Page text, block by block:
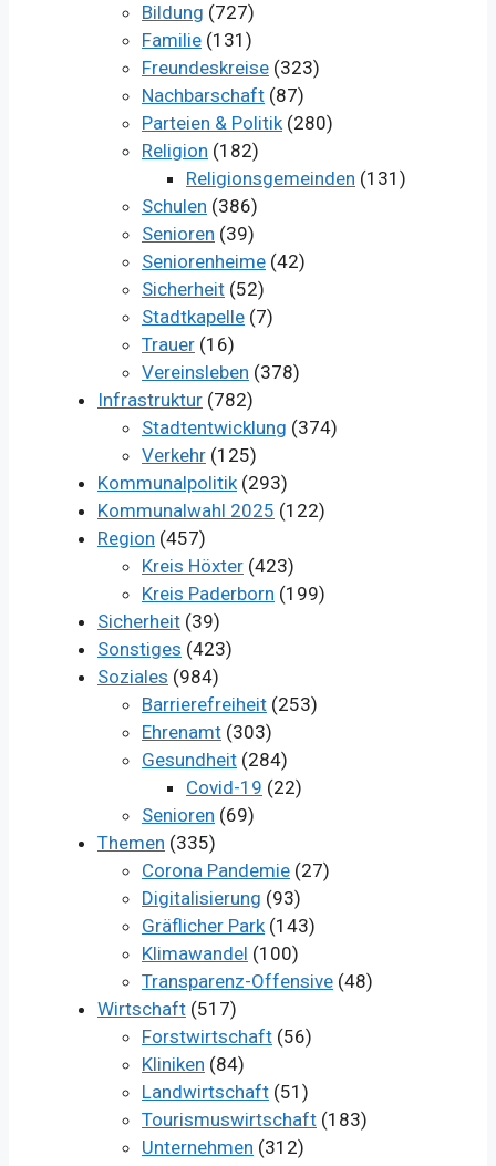
Bildung (727)
Familie (131)
Freundeskreise (323)
Nachbarschaft (87)
Parteien & Politik(280)
Religion (182)
Religionsgemeinden (131)
Schulen (386)
Senioren (39)
Seniorenheime (42)
Sicherheit (52)
Stadtkapelle (7)
Trauer (16)
Vereinsleben (378)
Infrastruktur (782)
Stadtentwicklung (374)
Verkehr (125)
Kommunalpolitik(293)
Kommunalwahl 2025 (122)
Region (457)
Kreis Höxter (423)
Kreis Paderborn (199)
Sicherheit (39)
Sonstiges (423)
Soziales (984)
Barrierefreiheit (253)
Ehrenamt (303)
Gesundheit (284)
Covid-19 (22)
Senioren (69)
Themen (335)
Corona Pandemie (27)
Digitalisierung (93)
Gräflicher Park(143)
Klimawandel (100)
Transparenz-Offensive (48)
Wirtschaft (517)
Forstwirtschaft (56)
Kliniken (84)
Landwirtschaft (51)
Tourismuswirtschaft (183)
Unternehmen (312)